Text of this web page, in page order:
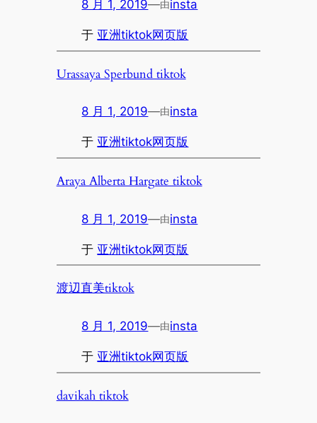
8 月 1, 2019—由insta
于 亚洲tiktok网页版
Urassaya Sperbund tiktok
8 月 1, 2019—由insta
于 亚洲tiktok网页版
Araya Alberta Hargate tiktok
8 月 1, 2019—由insta
于 亚洲tiktok网页版
渡辺直美tiktok
8 月 1, 2019—由insta
于 亚洲tiktok网页版
davikah tiktok